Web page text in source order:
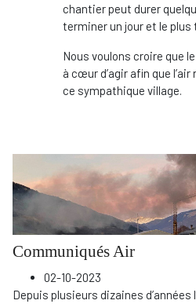
chantier peut durer
terminer un jour et le plus
Nous voulons croire que
à cœur d’agir afin que
ce sympathique village.
Communiqués Air
02-10-2023
Depuis plusieurs dizaines d’années